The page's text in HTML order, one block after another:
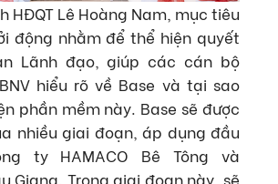
HĐQT Lê Hoàng Nam, mục tiêu
động nhằm để thể hiện quyết
Lãnh đạo, giúp các cán bộ
hiểu rõ về Base và tại sao
phần mềm này. Base sẽ được
nhiều giai đoạn, áp dụng đầu
ty HAMACO Bê Tông và
Giang. Trong giai đoạn này, sẽ